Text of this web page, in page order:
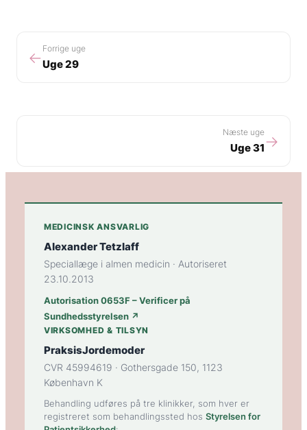
← Forrige uge
Uge 29
Næste uge
Uge 31 →
MEDICINSK ANSVARLIG
Alexander Tetzlaff
Speciallæge i almen medicin · Autoriseret
23.10.2013
Autorisation 0653F – Verificer på
Sundhedsstyrelsen ↗
VIRKSOMHED & TILSYN
PraksisJordemoder
CVR 45994619 · Gothersgade 150, 1123
København K
Behandling udføres på tre klinikker, som hver er
registreret som behandlingssted hos Styrelsen for